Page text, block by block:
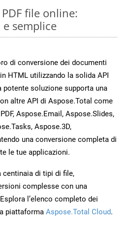
file online:
semplice
di conversione dei documenti
HTML utilizzando la solida API
potente soluzione supporta una
altre API di Aspose.Total come
Aspose.Email, Aspose.Slides,
Aspose.3D,
una conversione completa di
le tue applicazioni.
centinaia di tipi di file,
complesse con una
l’elenco completo dei
piattaforma Aspose.Total Cloud.